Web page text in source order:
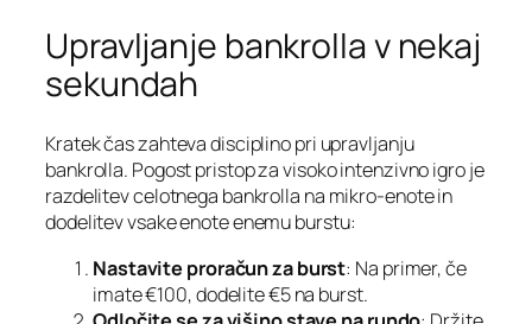
Upravljanje bankrolla v nekaj
sekundah
Kratek čas zahteva disciplino pri upravljanju
bankrolla. Pogost pristop za visoko intenzivno igro je
razdelitev celotnega bankrolla na mikro‑enote in
dodelitev vsake enote enemu burstu:
Nastavite proračun za burst: Na primer, če
imate €100, dodelite €5 na burst.